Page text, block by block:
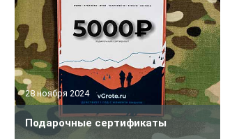
28 ноября 2024
Подарочные сертификаты